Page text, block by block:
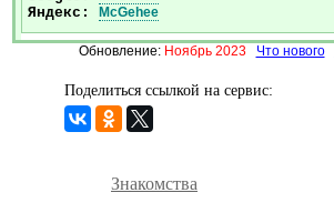
Яндекс: McGehee
Обновление: Ноябрь 2023 Что нового
Поделиться ссылкой на сервис:
Знакомства